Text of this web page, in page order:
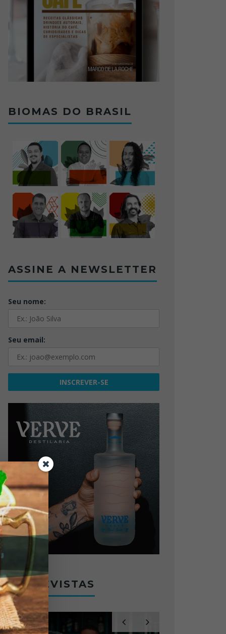
BIOMAS DO BRASIL
ASSINE A NEWSLETTER
Seu nome:
Seu email:
ENTREVISTAS